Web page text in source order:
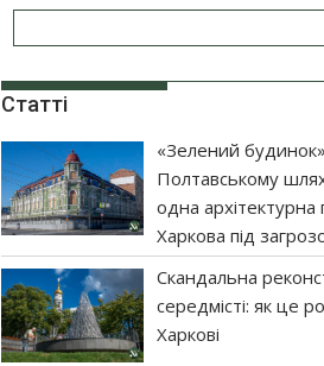
Статті
«Зелений
Полтавському
одна архітектурна
Харкова під
Скандальна
середмісті: як це
Харкові